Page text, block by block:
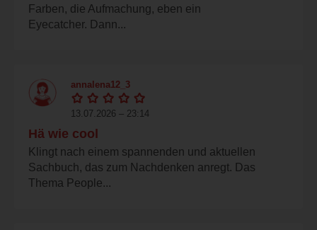
Farben, die Aufmachung, eben ein
Eyecatcher. Dann...
annalena12_3
13.07.2026 – 23:14
Hä wie cool
Klingt nach einem spannenden und aktuellen
Sachbuch, das zum Nachdenken anregt. Das
Thema People...